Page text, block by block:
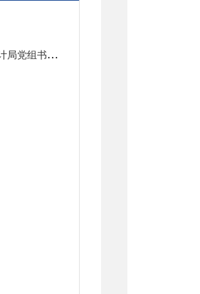
主要负责人解读|区统计局党组书记、局长关于《临淄区人民政府关于做好第四次全国农业普查工作的通知》的解读